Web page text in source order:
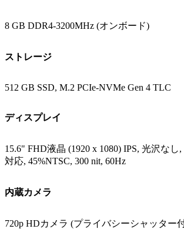
8 GB DDR4-3200MHz (オンボード)
ストレージ
512 GB SSD, M.2 PCIe-NVMe Gen 4 TLC
ディスプレイ
15.6" FHD液晶 (1920 x 1080) IPS, 光沢な
対応, 45%NTSC, 300 nit, 60Hz
内蔵カメラ
720p HDカメラ (プライバシーシャッター